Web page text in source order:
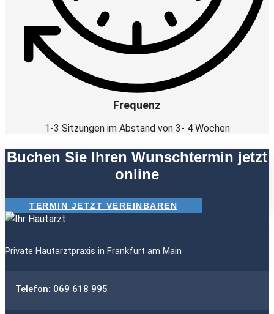
Frequenz
1-3 Sitzungen im Abstand von 3- 4 Wochen
Buchen Sie Ihren Wunschtermin jetzt
online
TERMIN JETZT VEREINBAREN
Private Hautarztpraxis in Frankfurt am Main
Telefon: 069 618 995